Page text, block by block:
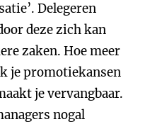
Delegeren
deze zich kan
zaken. Hoe meer
je promotiekansen
je vervangbaar.
nogal